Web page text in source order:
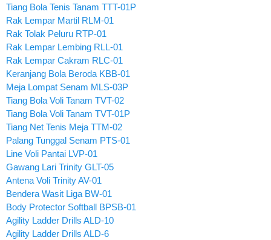
Tiang Bola Tenis Tanam TTT-01P
Rak Lempar Martil RLM-01
Rak Tolak Peluru RTP-01
Rak Lempar Lembing RLL-01
Rak Lempar Cakram RLC-01
Keranjang Bola Beroda KBB-01
Meja Lompat Senam MLS-03P
Tiang Bola Voli Tanam TVT-02
Tiang Bola Voli Tanam TVT-01P
Tiang Net Tenis Meja TTM-02
Palang Tunggal Senam PTS-01
Line Voli Pantai LVP-01
Gawang Lari Trinity GLT-05
Antena Voli Trinity AV-01
Bendera Wasit Liga BW-01
Body Protector Softball BPSB-01
Agility Ladder Drills ALD-10
Agility Ladder Drills ALD-6